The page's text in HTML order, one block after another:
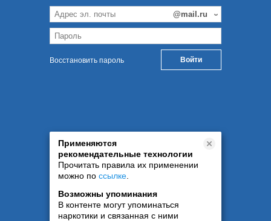
Восстановить пароль
Применяются
рекомендательные технологии
Прочитать правила их применении
можно по ссылке
Возможны упоминания
В контенте могут упоминаться
наркотики и связанная с ними